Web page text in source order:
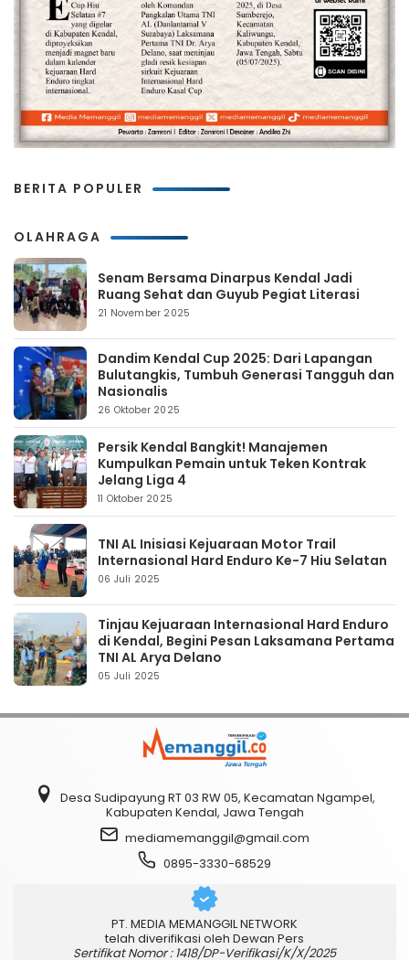
BERITA POPULER
OLAHRAGA
Senam Bersama Dinarpus Kendal Jadi
Ruang Sehat dan Guyub Pegiat Literasi
21 November 2025
Dandim Kendal Cup 2025: Dari Lapangan
Bulutangkis, Tumbuh Generasi Tangguh dan
Nasionalis
26 Oktober 2025
Persik Kendal Bangkit! Manajemen
Kumpulkan Pemain untuk Teken Kontrak
Jelang Liga 4
11 Oktober 2025
TNI AL Inisiasi Kejuaraan Motor Trail
Internasional Hard Enduro Ke-7 Hiu Selatan
06 Juli 2025
Tinjau Kejuaraan Internasional Hard Enduro
di Kendal, Begini Pesan Laksamana Pertama
TNI AL Arya Delano
05 Juli 2025
Desa Sudipayung RT 03 RW 05, Kecamatan Ngampel,
Kabupaten Kendal, Jawa Tengah
mediamemanggil@gmail.com
0895-3330-68529
PT. MEDIA MEMANGGIL NETWORK
telah diverifikasi oleh Dewan Pers
Sertifikat Nomor : 1418/DP-Verifikasi/K/X/2025